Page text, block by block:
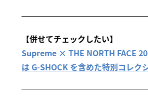
【併せてチェックしたい】
Supreme × THE NORTH FACE
は G-SHOCK を含めた特別コレク